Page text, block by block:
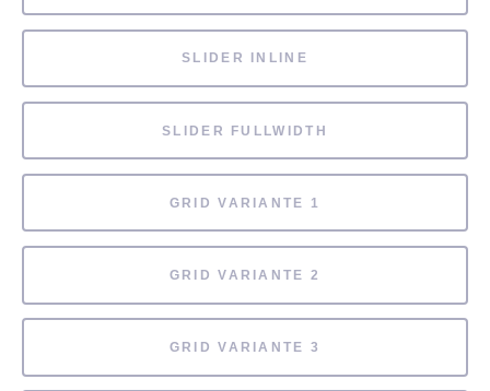
SLIDER INLINE
SLIDER FULLWIDTH
GRID VARIANTE 1
GRID VARIANTE 2
GRID VARIANTE 3